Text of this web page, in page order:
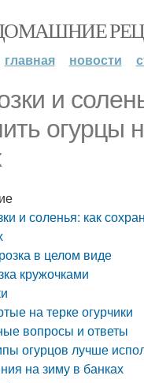
главная новости
и
огурцы
и соленья: как
в целом виде
кружочками
на терке огурчики
вопросы и ответы
огурцов лучше
на зиму в банках